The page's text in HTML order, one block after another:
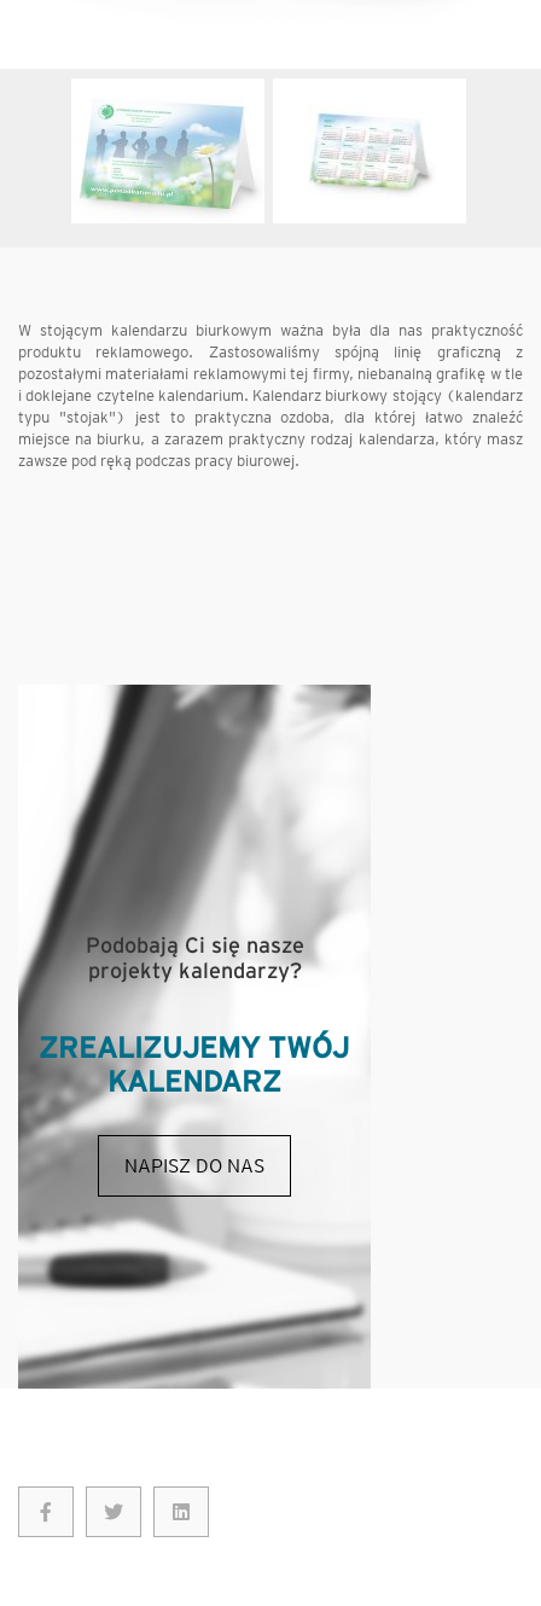
W stojącym kalendarzu biurkowym ważna była dla nas praktyczność
produktu reklamowego. Zastosowaliśmy spójną linię graficzną z
pozostałymi materiałami reklamowymi tej firmy, niebanalną grafikę w tle
i doklejane czytelne kalendarium. Kalendarz biurkowy stojący (kalendarz
typu "stojak") jest to praktyczna ozdoba, dla której łatwo znaleźć
miejsce na biurku, a zarazem praktyczny rodzaj kalendarza, który masz
zawsze pod ręką podczas pracy biurowej.
Podobają Ci się nasze
projekty kalendarzy?
ZREALIZUJEMY TWÓJ
KALENDARZ
NAPISZ DO NAS